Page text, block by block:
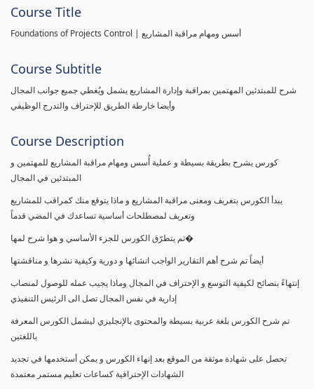
Course Title
Foundations of Projects Control | أسس ومهام مراقبة المشاريع
Course Subtitle
شرح للمبتدئين المهتمين بمراقبة وإدارة المشاريع يشمل ويُغطي جميع جوانب المجال
وأيضا خارطة الطريق للإحتراف والتدرج الوظيفي
Course Description
كورس يشرح بطريقة بسيطة و عملية أُسس ومهام مراقبة المشاريع للمهتمين و
المبتدئين في المجال
يبدأ الكورس بتعريف ومعنى مراقبة المشاريع و ماذا يتوقع منك كمراقب للمشاريع
وتعريف لمصطلحات أساسية تساعدك في المضي قدماً
ثم يتطرّق الكورس للجزء الأساسي و هوا شرح لمها�
أيضاً تم شرح أهم التقارير الواجب انشائها و دورية وكيفية نشرها و مناقشتها
إنتهاءً بنصائح لكيفية التوسع و الإحتراف في المجال وماذا يجيب عمله للوصول لمنصاب
إدارية في نفس المجال تصل الى الرئيس التنفيذي
تم شرح الكورس بلغة عربية بسيطة والمحتوى بالإنجليزي ليشمل الكورس المعرفة
باللغتين
تحصل على شهادة موثقة من الموقع بعد إنهاء الكورس و يمكن أستخدمها في تجديد
الشهادات الإحترافية كساعات تعليم مستمر معتمدة